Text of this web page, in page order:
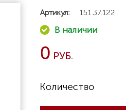
Артикул: 151.37.122
0